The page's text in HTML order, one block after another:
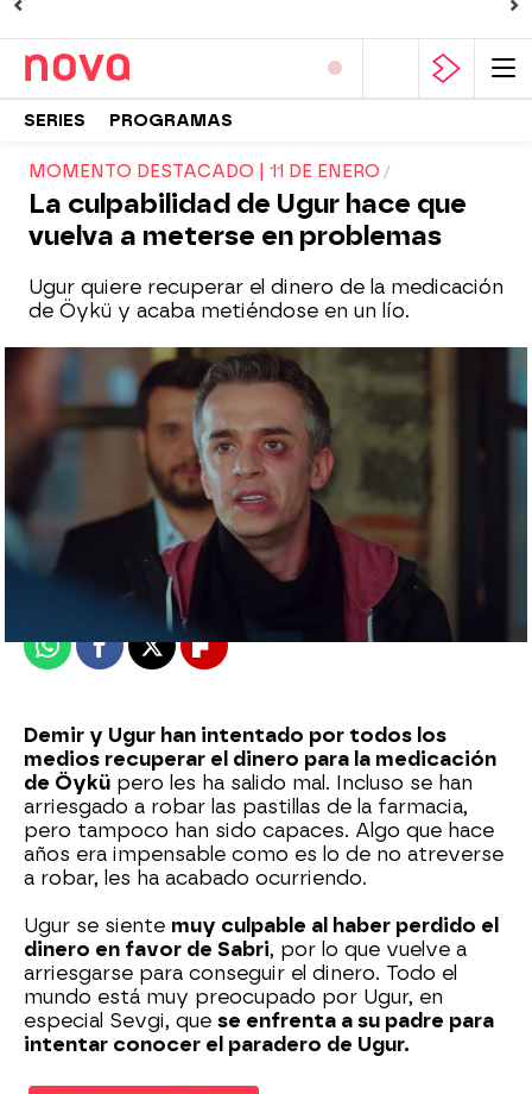
SERIES PROGRAMAS
MOMENTO DESTACADO | 11 DE ENERO
La culpabilidad de Ugur hace que
vuelva a meterse en problemas
Ugur quiere recuperar el dinero de la medicación
de Öykü y acaba metiéndose en un lío.
Nova
Publicado: 11 de enero de 2023, 16:34
WhatsappFacebook
X Flipboard
Demir y Ugur han intentado por todos los
medios recuperar el dinero para la medicación
de Öykü pero les ha salido mal. Incluso se han
arriesgado a robar las pastillas de la farmacia,
pero tampoco han sido capaces. Algo que hace
años era impensable como es lo de no atreverse
a robar, les ha acabado ocurriendo.
Ugur se siente muy culpable al haber perdido el
dinero en favor de Sabri, por lo que vuelve a
arriesgarse para conseguir el dinero. Todo el
mundo está muy preocupado por Ugur, en
especial Sevgi, que se enfrenta a su padre para
intentar conocer el paradero de Ugur.